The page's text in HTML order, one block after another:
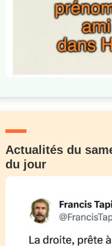
Actualités du
du jour